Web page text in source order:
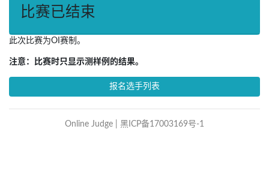
比赛已结束
此次比赛为OI赛制。
注意：比赛时只显示测样例的结果。
报名选手列表
Online Judge | 黑ICP备17003169号-1